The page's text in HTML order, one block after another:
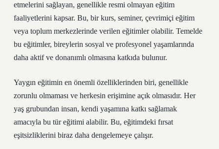
etmelerini sağlayan, genellikle resmi olmayan eğitim
faaliyetlerini kapsar. Bu, bir kurs, seminer, çevrimiçi eğitim
veya toplum merkezlerinde verilen eğitimler olabilir. Temelde
bu eğitimler, bireylerin sosyal ve profesyonel yaşamlarında
daha aktif ve donanımlı olmasına katkıda bulunur.
Yaygın eğitimin en önemli özelliklerinden biri, genellikle
zorunlu olmaması ve herkesin erişimine açık olmasıdır. Her
yaş grubundan insan, kendi yaşamına katkı sağlamak
amacıyla bu tür eğitimi alabilir. Bu, eğitimdeki fırsat
eşitsizliklerini biraz daha dengelemeye çalışır.